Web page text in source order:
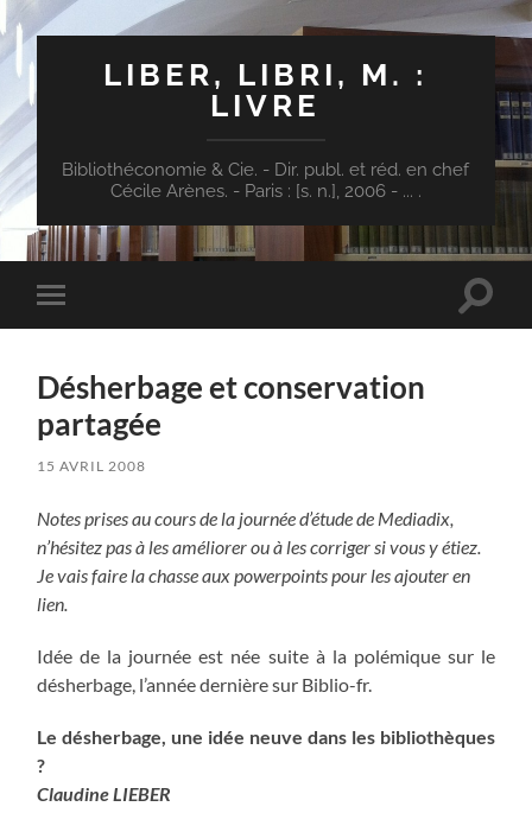
LIBER, LIBRI, M. :
LIVRE
Bibliothéconomie & Cie. - Dir. publ. et réd. en chef
Cécile Arènes. - Paris : [s. n.], 2006 - ... .
Toggle
mobile
Toggle
Désherbage et conservation
partagée
15 AVRIL 2008
Notes prises au cours de la journée d’étude de Mediadix,
n’hésitez pas à les améliorer ou à les corriger si vous y étiez.
Je vais faire la chasse aux powerpoints pour lesajouter en
lien.
Idée de la journée est née suite à la polémique sur le
désherbage, l’année dernière sur Biblio-fr.
Le désherbage, une idée neuve dans les bibliothèques
?
Claudine LIEBER